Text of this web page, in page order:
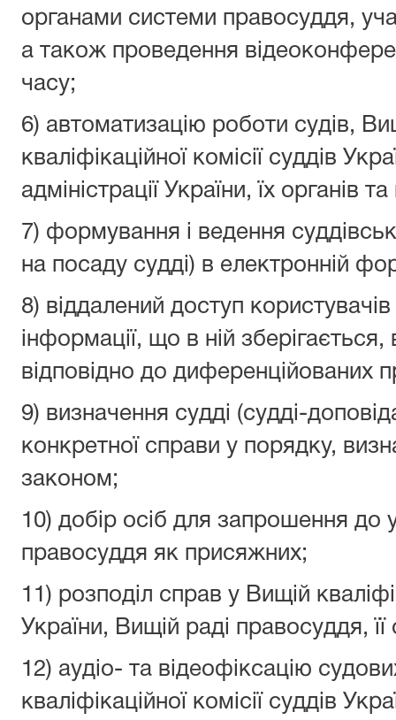
органами системи правосуддя,
а також проведення
часу;
6) автоматизацію роботи судів,
кваліфікаційної комісії суддів
адміністрації України, їх органів та
7) формування і ведення
на посаду судді) в електронній
8) віддалений доступ
інформації, що в ній
відповідно до диференційованих
9) визначення судді (судді-
конкретної справи у порядку,
законом;
10) добір осіб для запрошення до
правосуддя як присяжних;
11) розподіл справ у Вищій
України, Вищій раді правосуддя, її
12) аудіо- та відеофіксацію
кваліфікаційної комісії суддів